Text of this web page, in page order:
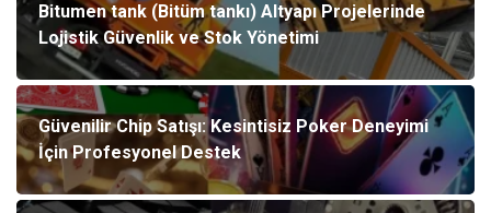
Bitumen tank (Bitüm tankı) Altyapı Projelerinde
Lojistik Güvenlik ve Stok Yönetimi
Güvenilir Chip Satışı: Kesintisiz Poker Deneyimi
İçin Profesyonel Destek